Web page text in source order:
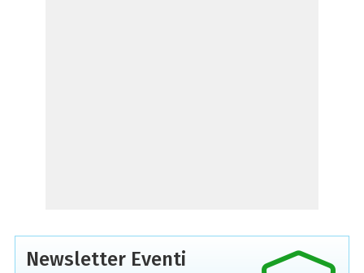
Newsletter Eventi